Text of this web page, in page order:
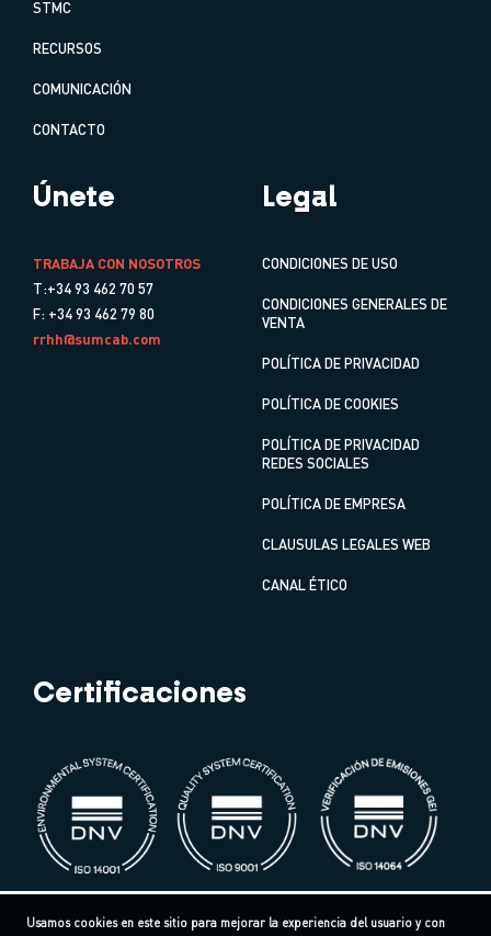
STMC
RECURSOS
COMUNICACIÓN
CONTACTO
Únete
TRABAJA CON NOSOTROS
T:+34 93 462 70 57
F: +34 93 462 79 80
rrhh@sumcab.com
Legal
CONDICIONES DE USO
CONDICIONES GENERALES DE
VENTA
POLÍTICA DE PRIVACIDAD
POLÍTICA DE COOKIES
POLÍTICA DE PRIVACIDAD
REDES SOCIALES
POLÍTICA DE EMPRESA
CLAUSULAS LEGALES WEB
CANAL ÉTICO
Certificaciones
Usamos cookies en este sitio para mejorar la experiencia del usuario y con